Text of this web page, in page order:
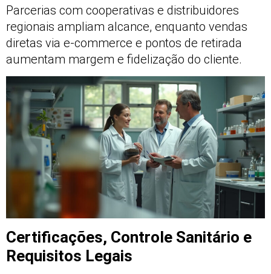
Parcerias com cooperativas e distribuidores
regionais ampliam alcance, enquanto vendas
diretas via e-commerce e pontos de retirada
aumentam margem e fidelização do cliente.
Certificações, Controle Sanitário e
Requisitos Legais